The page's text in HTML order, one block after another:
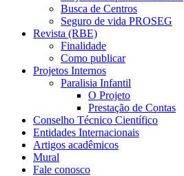
Busca de Centros
Seguro de vida PROSEG
Revista (RBE)
Finalidade
Como publicar
Projetos Internos
Paralisia Infantil
O Projeto
Prestação de Contas
Conselho Técnico Científico
Entidades Internacionais
Artigos acadêmicos
Mural
Fale conosco